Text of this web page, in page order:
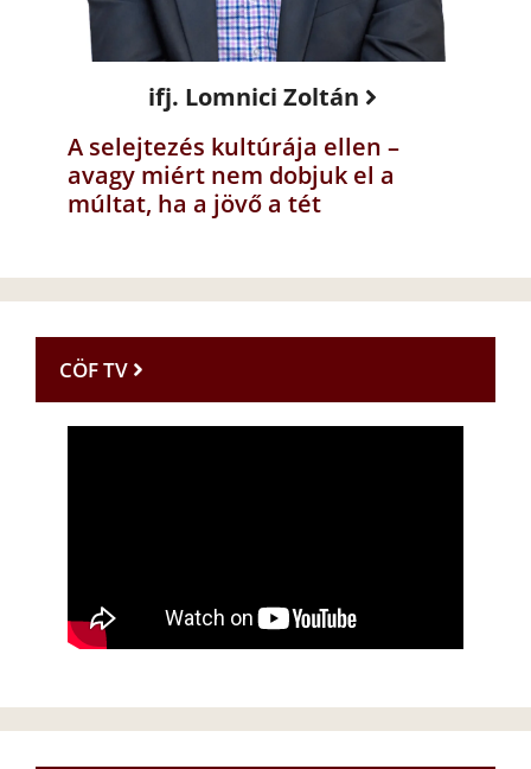
ifj. Lomnici Zoltán
A selejtezés kultúrája ellen –
avagy miért nem dobjuk el a
múltat, ha a jövő a tét
CÖF TV